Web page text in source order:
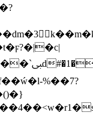
�k�����-}6&&y���$ﱮ`��